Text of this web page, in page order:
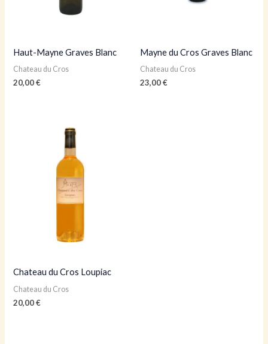
Haut-Mayne Graves Blanc
Chateau du Cros
20,00€
Mayne du Cros Graves Blanc
Chateau du Cros
23,00€
Chateau du Cros Loupiac
Chateau du Cros
20,00€